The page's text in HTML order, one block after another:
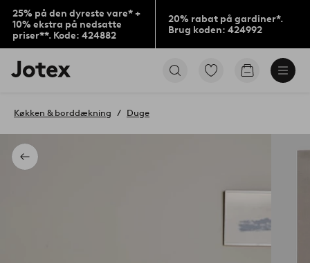
25% på den dyreste vare* +
10% ekstra på nedsatte
priser**. Kode: 424882
20% rabat på gardiner*.
Brug koden: 424992
Jotex
logo
til
Gå
Gå
Tilbage
Køkken & borddækning Duge